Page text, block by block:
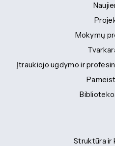
Mokymų
Įtraukiojo ugdymo ir
Struktūra ir